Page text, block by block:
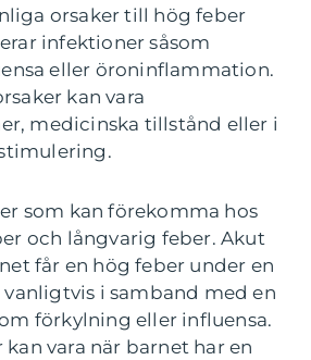
orsaker till hög feber
infektioner såsom
eller öroninflammation.
kan vara
medicinska tillstånd eller i
som kan förekomma hos
och långvarig feber. Akut
får en hög feber under en
i samband med en
förkylning eller influensa.
vara när barnet har en